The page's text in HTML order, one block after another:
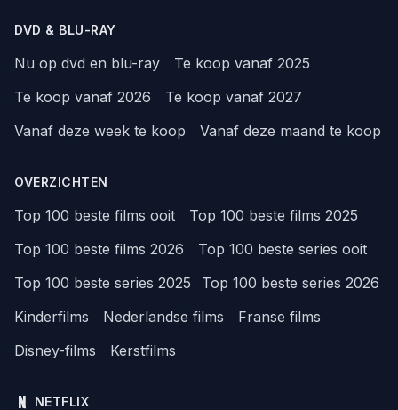
DVD & BLU-RAY
Nu op dvd en blu-ray
Te koop vanaf 2025
Te koop vanaf 2026
Te koop vanaf 2027
Vanaf deze week te koop
Vanaf deze maand te koop
OVERZICHTEN
Top 100 beste films ooit
Top 100 beste films 2025
Top 100 beste films 2026
Top 100 beste series ooit
Top 100 beste series 2025
Top 100 beste series 2026
Kinderfilms
Nederlandse films
Franse films
Disney-films
Kerstfilms
NETFLIX